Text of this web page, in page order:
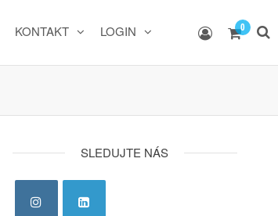
0
KONTAKT LOGIN
SLEDUJTE NÁS